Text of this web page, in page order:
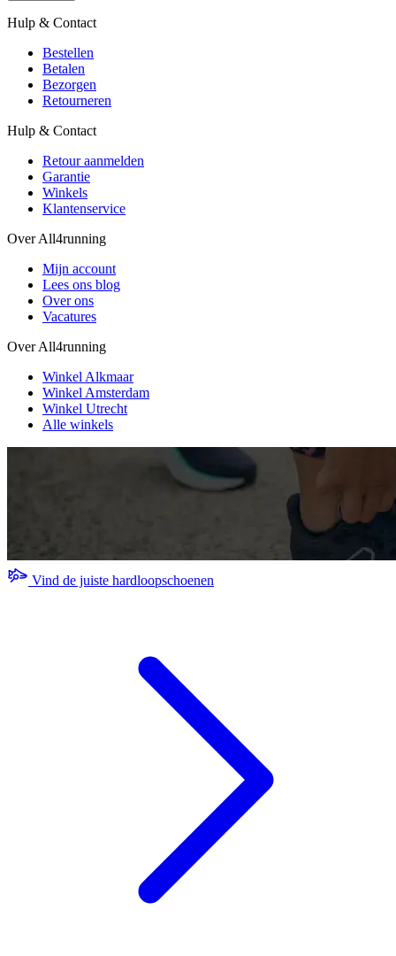
Hulp & Contact
Bestellen
Betalen
Bezorgen
Retourneren
Hulp & Contact
Retour aanmelden
Garantie
Winkels
Klantenservice
Over All4running
Mijn account
Lees ons blog
Over ons
Vacatures
Over All4running
Winkel Alkmaar
Winkel Amsterdam
Winkel Utrecht
Alle winkels
Vind de juiste hardloopschoenen